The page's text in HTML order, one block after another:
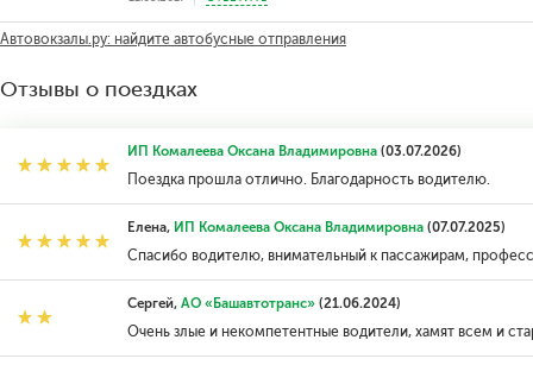
Автовокзалы.ру: найдите автобусные отправления
Отзывы о поездках
ИП Комалеева Оксана Владимировна(03.07.2026)
Поездка прошла отлично. Благодарность водителю.
Елена, ИП Комалеева Оксана Владимировна(07.07.2025)
Спасибо водителю, внимательный к пассажирам,
Сергей, АО «Башавтотранс»(21.06.2024)
Очень злые и некомпетентные водители, хамят всем и